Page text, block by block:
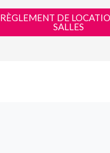
RÈGLEMENT DE
SALLES